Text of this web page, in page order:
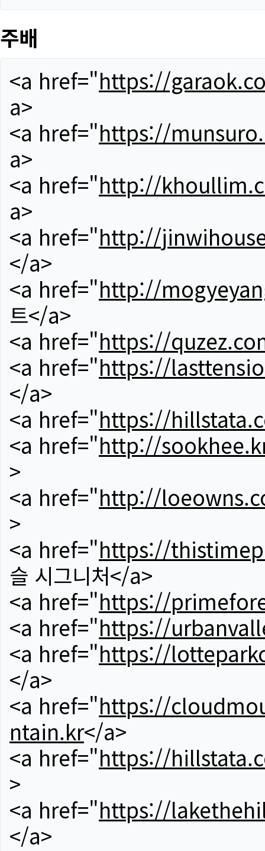
주배
<a href="https://
a>
<a href="https://
a>
<a href="http://
a>
<a href="http://
</a>
<a href="http://
트</a>
<a href="https://
<a href="https://
</a>
<a href="https://
<a href="http://
>
<a href="http://
>
<a href="https://
슬 시그니처</a>
<a href="https://
<a href="https://
<a href="https://
</a>
<a href="https://
ntain.kr</a>
<a href="https://
>
<a href="https://
</a>